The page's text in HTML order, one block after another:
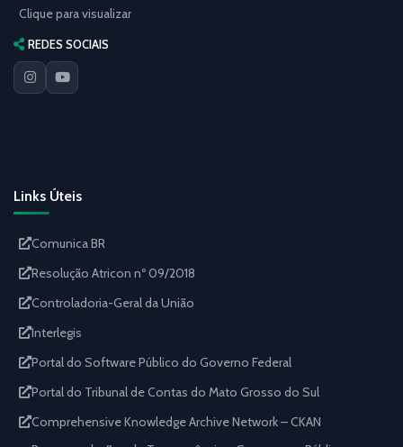
Clique para visualizar
REDES SOCIAIS
Links Úteis
Comunica BR
Resolução Atricon nº 09/2018
Controladoria-Geral da União
Interlegis
Portal do Software Público do Governo Federal
Portal do Tribunal de Contas do Mato Grosso do Sul
Comprehensive Knowledge Archive Network – CKAN